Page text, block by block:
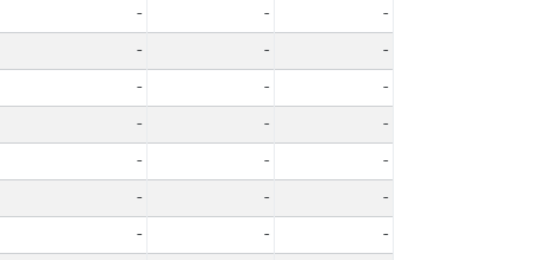
- -
-
- -
-
- -
-
- -
-
- -
-
- -
-
- -
-